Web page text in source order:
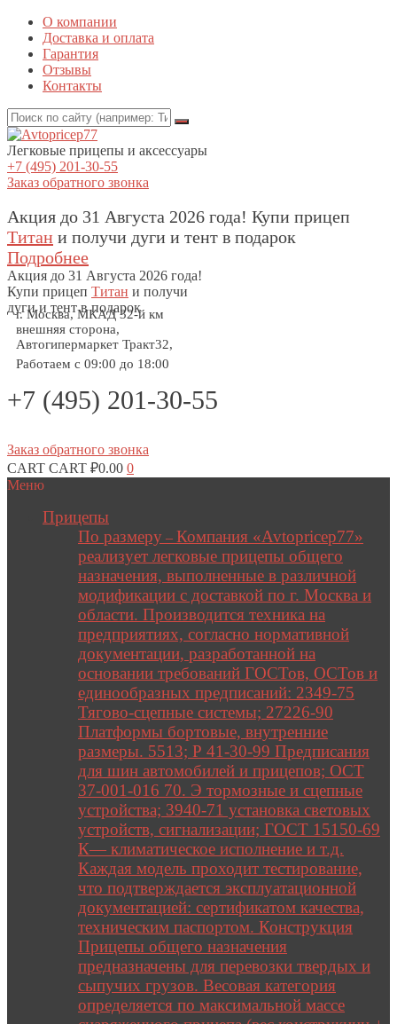
О компании
Доставка и оплата
Гарантия
Отзывы
Контакты
Легковые прицепы и аксессуары
+7 (495) 201-30-55
Заказ обратного звонка
Акция до 31 Августа 2026 года! Купи прицеп
Титан и получи дуги и тент в подарок
Подробнее
Акция до 31 Августа 2026 года!
Купи прицеп Титан и получи
дуги и тент в подарок
г. Москва, МКАД 32-й км
внешняя сторона,
Автогипермаркет Тракт32,
Работаем с 09:00 до 18:00
+7 (495) 201-30-55
Заказ обратного звонка
CART CART ₽0.00 0
Меню
Прицепы
По размеру – Компания «Avtopricep77»
реализует легковые прицепы общего
назначения, выполненные в различной
модификации с доставкой по г. Москва и
области. Производится техника на
предприятиях, согласно нормативной
документации, разработанной на
основании требований ГОСТов, ОСТов и
единообразных предписаний: 2349-75
Тягово-сцепные системы; 27226-90
Платформы бортовые, внутренние
размеры. 5513; Р 41-30-99 Предписания
для шин автомобилей и прицепов; ОСТ
37-001-016 70. Э тормозные и сцепные
устройства; 3940-71 установка световых
устройств, сигнализации; ГОСТ 15150-69
К— климатическое исполнение и т.д.
Каждая модель проходит тестирование,
что подтверждается эксплуатационной
документацией: сертификатом качества,
техническим паспортом. Конструкция
Прицепы общего назначения
предназначены для перевозки твердых и
сыпучих грузов. Весовая категория
определяется по максимальной массе